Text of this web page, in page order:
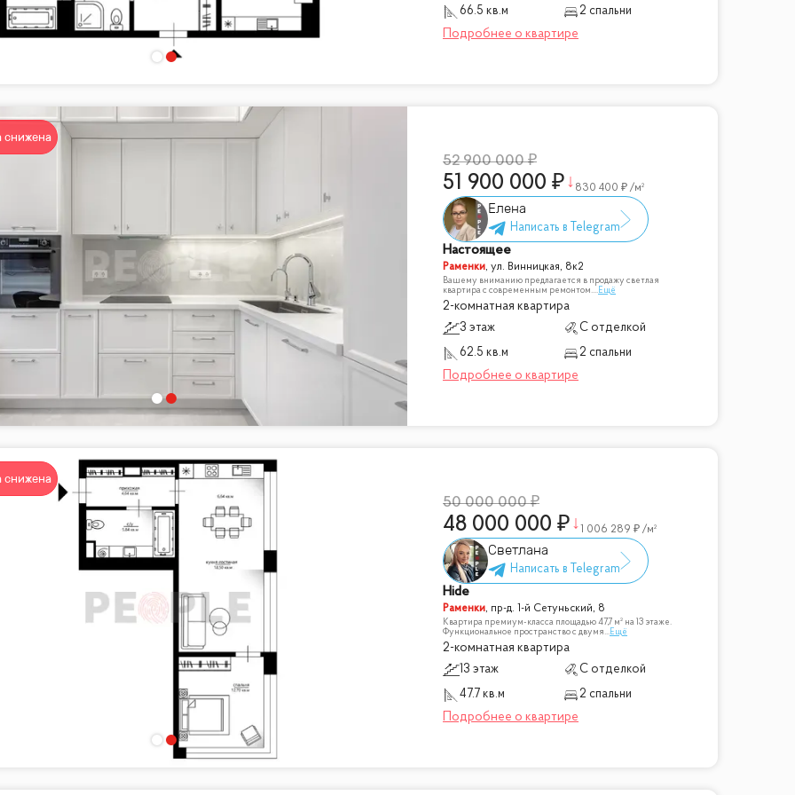
66.5 кв.м 2 спальни
снижена
52 900 000
51 900 000 830 400 /м²
Елена
Настоящее
Раменки, ул. Винницкая, 8к2
Вашему вниманию предлагается в продажу светлая
квартира с современным ремонтом....Ещё
2-комнатная квартира
3 этаж
С отделкой
62.5 кв.м
2 спальни
снижена
50 000 000
48 000 000 1 006 289 /м²
Светлана
Hide
Раменки, пр-д. 1-й Сетуньский, 8
Квартира премиум-класса площадью 47,7 м² на 13 этаже.
Функциональное пространство с двумя...Ещё
2-комнатная квартира
13 этаж
С отделкой
47.7 кв.м
2 спальни